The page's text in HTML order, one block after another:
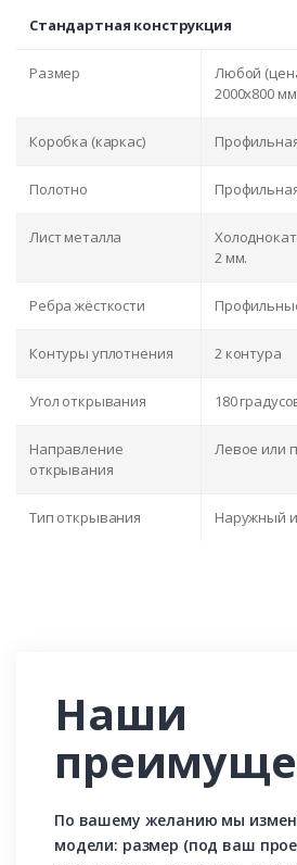
Стандартная конструкция
Размер
Любой
2000x800
Коробка (каркас)
Полотно
Лист металла
2 мм.
Ребра жёсткости
Контуры уплотнения 2 контура
Угол открывания 180
Направление
открывания
Левое или
Тип открывания Наружный
Наши
По вашему желанию мы
модели: размер (под ваш